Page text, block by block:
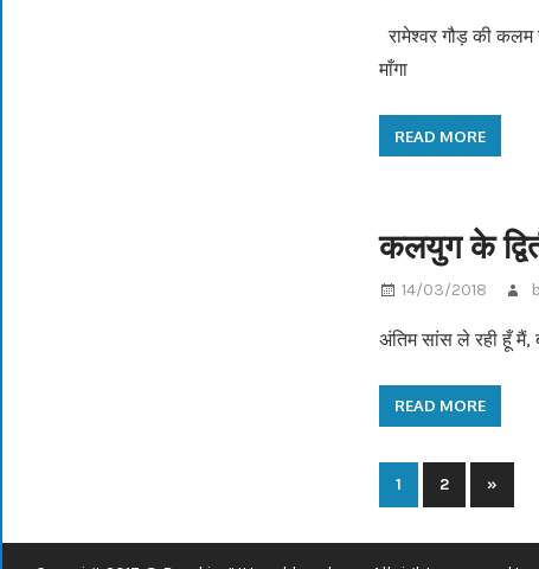
रामेश्वर गौड़ की कलम
माँगा
READ MORE
कलयुग के
14/03/2018
अंतिम सांस ले रही हूँ
READ MORE
Posts
navigation
1 2
Next
Posts
»